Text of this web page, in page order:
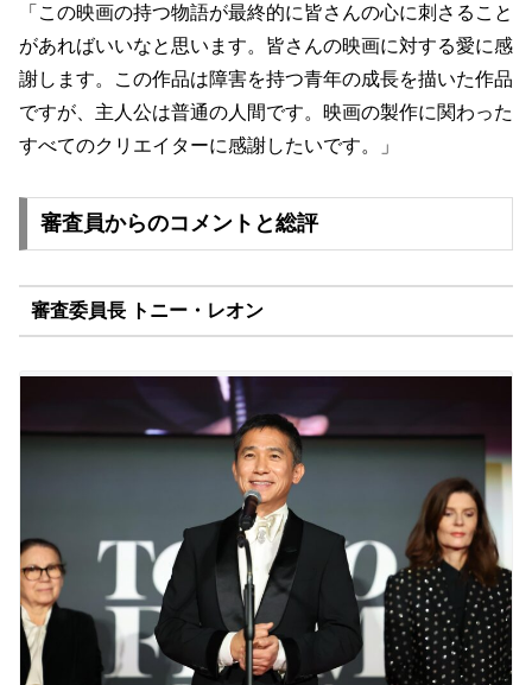
「この映画の持つ物語が最終的に皆さんの心に刺さること
があればいいなと思います。皆さんの映画に対する愛に感
謝します。
この作品は障害を持つ青年の成長を描いた作品
ですが、 主人公は普通の人間です。 映画の製作に関わった
すべてのクリエイターに感謝したいです。」
審査員からのコメントと総評
審査委員長 トニー・レオン